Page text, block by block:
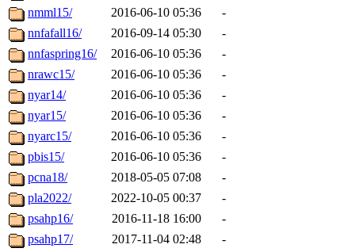
nmml15/
2016-06-10 05:36
-
nnfafall16/
2016-09-14 05:30
-
nnfaspring16/
2016-06-10 05:36
-
nrawc15/
2016-06-10 05:36
-
nyar14/
2016-06-10 05:36
-
nyar15/
2016-06-10 05:36
-
nyarc15/
2016-06-10 05:36
-
pbis15/
2016-06-10 05:36
-
pcna18/
2018-05-05 07:08
-
pla2022/
2022-10-05 00:37
-
psahp16/
2016-11-18 16:00
-
psahp17/
2017-11-04 02:48
-